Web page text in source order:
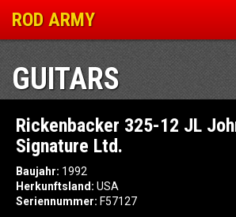
ROD ARMY
GUITARS
Rickenbacker 325-12 JL
Signature Ltd.
Baujahr: 1992
Herkunftsland: USA
Seriennummer: F57127